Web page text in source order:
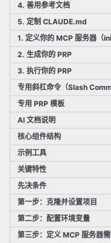
4. 善用参考文档
5. 定制 CLAUDE.md
1. 定义你的 MCP 服务器（
2. 生成你的 PRP
3. 执行你的 PRP
专用斜杠命令（Slash
专用 PRP 模板
AI 文档说明
核心组件结构
示例工具
关键特性
先决条件
第一步：克隆并设置项目
第二步：配置环境变量
第三步：定义 MCP 服务器